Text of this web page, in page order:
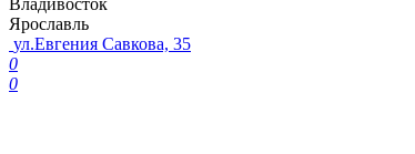
Владивосток
Ярославль
ул.Евгения Савкова, 35
0
0